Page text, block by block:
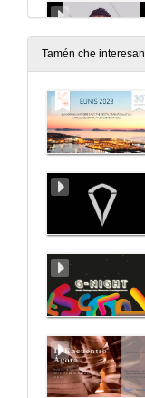
Tamén che interesan